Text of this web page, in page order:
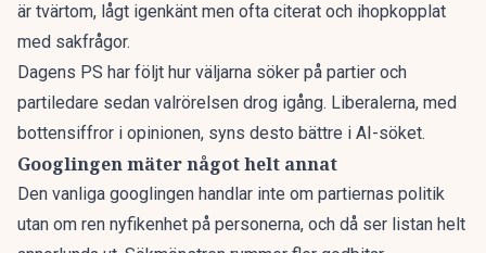
är tvärtom, lågt igenkänt men ofta citerat och ihopkopplat
med sakfrågor.
Dagens PS har följt hur väljarna söker på partier och
partiledare sedan valrörelsen drog igång. Liberalerna, med
bottensiffror i opinionen, syns desto bättre i AI-söket.
Googlingen mäter något helt annat
Den vanliga googlingen handlar inte om partiernas politik
utan om ren nyfikenhet på personerna, och då ser listan helt